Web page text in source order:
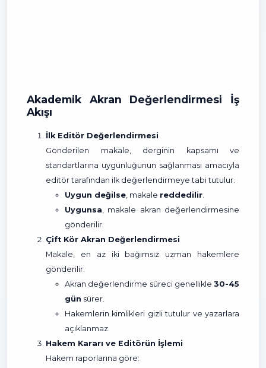
Akademik Akran Değerlendirmesi İş
Akışı
İlk Editör Değerlendirmesi
Gönderilen makale, derginin kapsamı ve
standartlarına uygunluğunun sağlanması amacıyla
editör tarafından ilk değerlendirmeye tabi tutulur.
Uygun değilse, makale reddedilir.
Uygunsa, makale akran değerlendirmesine
gönderilir.
Çift Kör Akran Değerlendirmesi
Makale, en az iki bağımsız uzman hakemlere
gönderilir.
Akran değerlendirme süreci genellikle 30-45
gün sürer.
Hakemlerin kimlikleri gizli tutulur ve yazarlara
açıklanmaz.
Hakem Kararı ve Editörün İşlemi
Hakem raporlarına göre: